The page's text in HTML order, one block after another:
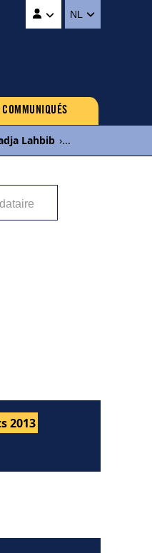
NL
Lahbib ›...
2013